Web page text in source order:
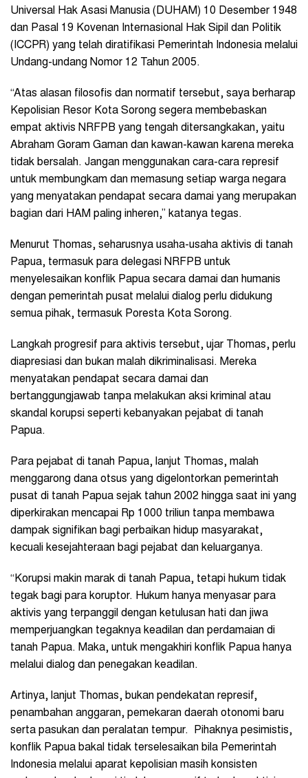
Universal Hak Asasi Manusia (DUHAM) 10 Desember 1948
dan Pasal 19 Kovenan Internasional Hak Sipil dan Politik
(ICCPR) yang telah diratifikasi Pemerintah Indonesia melalui
Undang-undang Nomor 12 Tahun 2005.
“Atas alasan filosofis dan normatif tersebut, saya berharap
Kepolisian Resor Kota Sorong segera membebaskan
empat aktivis NRFPB yang tengah ditersangkakan, yaitu
Abraham Goram Gaman dan kawan-kawan karena mereka
tidak bersalah. Jangan menggunakan cara-cara represif
untuk membungkam dan memasung setiap warga negara
yang menyatakan pendapat secara damai yang merupakan
bagian dari HAM paling inheren,” katanya tegas.
Menurut Thomas, seharusnya usaha-usaha aktivis di tanah
Papua, termasuk para delegasi NRFPB untuk
menyelesaikan konflik Papua secara damai dan humanis
dengan pemerintah pusat melalui dialog perlu didukung
semua pihak, termasuk Poresta Kota Sorong.
Langkah progresif para aktivis tersebut, ujar Thomas, perlu
diapresiasi dan bukan malah dikriminalisasi. Mereka
menyatakan pendapat secara damai dan
bertanggungjawab tanpa melakukan aksi kriminal atau
skandal korupsi seperti kebanyakan pejabat di tanah
Papua.
Para pejabat di tanah Papua, lanjut Thomas, malah
menggarong dana otsus yang digelontorkan pemerintah
pusat di tanah Papua sejak tahun 2002 hingga saat ini yang
diperkirakan mencapai Rp 1000 triliun tanpa membawa
dampak signifikan bagi perbaikan hidup masyarakat,
kecuali kesejahteraan bagi pejabat dan keluarganya.
“Korupsi makin marak di tanah Papua, tetapi hukum tidak
tegak bagi para koruptor. Hukum hanya menyasar para
aktivis yang terpanggil dengan ketulusan hati dan jiwa
memperjuangkan tegaknya keadilan dan perdamaian di
tanah Papua. Maka, untuk mengakhiri konflik Papua hanya
melalui dialog dan penegakan keadilan.
Artinya, lanjut Thomas, bukan pendekatan represif,
penambahan anggaran, pemekaran daerah otonomi baru
serta pasukan dan peralatan tempur. Pihaknya pesimistis,
konflik Papua bakal tidak terselesaikan bila Pemerintah
Indonesia melalui aparat kepolisian masih konsisten